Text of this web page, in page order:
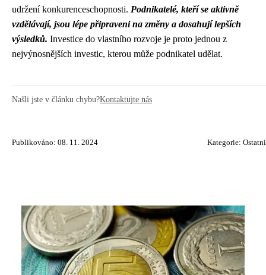
udržení konkurenceschopnosti. Podnikatelé, kteří se aktivně
vzdělávají, jsou lépe připraveni na změny a dosahují lepších
výsledků. Investice do vlastního rozvoje je proto jednou z
nejvýnosnějších investic, kterou může podnikatel udělat.
Našli jste v článku chybu?Kontaktujte nás
Publikováno: 08. 11. 2024 Kategorie: Ostatní